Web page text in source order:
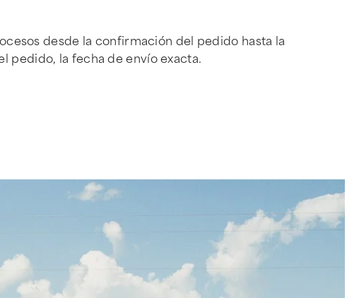
desde la confirmación del pedido hasta la
pedido, la fecha de envío exacta.